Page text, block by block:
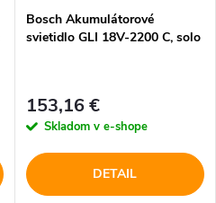
Bosch Akumulátorové
svietidlo GLI 18V-2200 C, solo
153,16 €
Skladom v e-shope
DETAIL